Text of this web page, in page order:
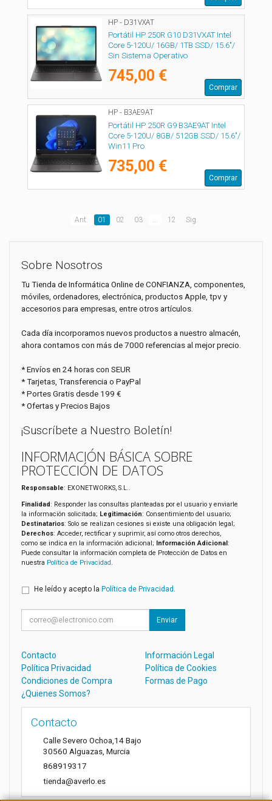
HP - D31VXAT
Portátil HP 250R G10 D31VXAT Intel
Core 5-120U/ 16GB/ 1TB SSD/ 15.6"/
Sin Sistema Operativo
745,00 €
Comprar
HP - B3AE9AT
Portátil HP 250R G9 B3AE9AT Intel
Core 5-120U/ 8GB/ 512GB SSD/ 15.6"/
Win11 Pro
735,00 €
Comprar
Ant. 01 02 03 12 Sig.
Sobre Nosotros
Tu Tienda de Informática Online de CONFIANZA, componentes,
móviles, ordenadores, electrónica, productos Apple, tpv y
accesorios para empresas, entre otros artículos.
Cada día incorporamos nuevos productos a nuestro almacén,
ahora contamos con más de 7000 referencias al mejor precio.
* Envíos en 24 horas con SEUR
* Tarjetas, Transferencia o PayPal
* Portes Gratis desde 199 €
* Ofertas y Precios Bajos
¡Suscríbete a Nuestro Boletín!
INFORMACIÓN BÁSICA SOBRE
PROTECCIÓN DE DATOS
Responsable: EXONETWORKS, S.L..
Finalidad: Responder las consultas planteadas por el usuario y enviarle
la información solicitada; Legitimación: Consentimiento del usuario;
Destinatarios: Solo se realizan cesiones si existe una obligación legal;
Derechos: Acceder, rectificar y suprimir, así como otros derechos,
como se indica en la información adicional; Información Adicional:
Puede consultar la información completa de Protección de Datos en
nuestra Política de Privacidad.
He leído y acepto la Política de Privacidad .
Enviar
Contacto
Información Legal
Política Privacidad
Política de Cookies
Condiciones de Compra
Formas de Pago
¿Quienes Somos?
Contacto
Calle Severo Ochoa,14 Bajo
30560 Alguazas Murcia
868919317
tienda@averlo.es